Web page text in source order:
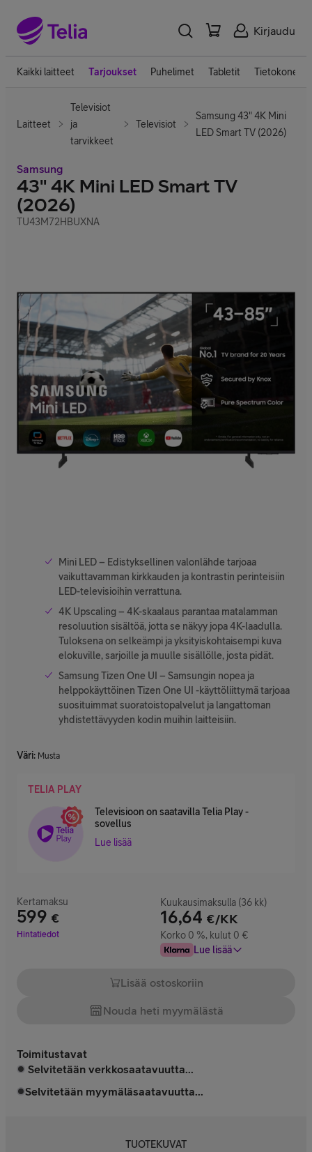
Kirjaudu
Kaikki laitteet Tarjoukset Puhelimet Tabletit Tietokoneet
Laitteet
Televisiot
ja
tarvikkeet
Televisiot
Samsung 43" 4K Mini
LED Smart TV (2026)
Samsung
43" 4K Mini LED Smart TV
(2026)
TU43M72HBUXNA
Mini LED – Edistyksellinen valonlähde tarjoaa
vaikuttavamman kirkkauden ja kontrastin perinteisiin
LED-televisioihin verrattuna.
4K Upscaling – 4K-skaalaus parantaa matalamman
resoluution sisältöä, jotta se näkyy jopa 4K-laadulla.
Tuloksena on selkeämpi ja yksityiskohtaisempi kuva
elokuville, sarjoille ja muulle sisällölle, josta pidät.
Samsung Tizen One UI – Samsungin nopea ja
helppokäyttöinen Tizen One UI -käyttöliittymä tarjoaa
suosituimmat suoratoistopalvelut ja langattoman
yhdistettävyyden kodin muihin laitteisiin.
Väri: Musta
TELIA PLAY
Televisioon on saatavilla Telia Play -
sovellus
Lue lisää
Kertamaksu
599 €
Hinta 599 €
Hintatiedot
Kuukausimaksulla (36 kk)
16,64 €/KK
Korko 0 %, kulut 0 €
Lue lisää
Lisää ostoskoriin
Nouda heti myymälästä
Toimitustavat
Selvitetään verkkosaatavuutta...
Selvitetään myymäläsaatavuutta...
TUOTEKUVAT